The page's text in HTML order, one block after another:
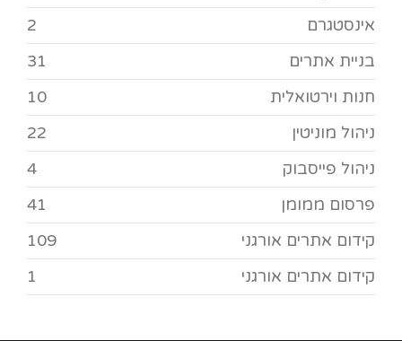
אינסטגרם
2
בניית אתרים
31
חנות וירטואלית
10
ניהול מוניטין
22
ניהול פייסבוק
4
פרסום ממומן
41
קידום אתרים אורגני
109
קידום אתרים אורגני
1